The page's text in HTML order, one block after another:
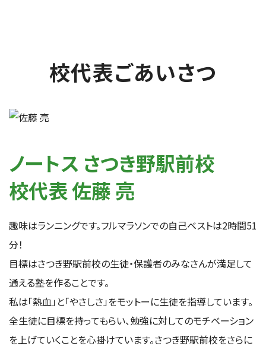
校代表ごあいさつ
ノートス さつき野駅前校
校代表 佐藤 亮
趣味はランニングです。フルマラソンでの自己ベストは2時間51
分！
目標はさつき野駅前校の生徒・保護者のみなさんが満足して
通える塾を作ることです。
私は「熱血」と「やさしさ」をモットーに生徒を指導しています。
全生徒に目標を持ってもらい、勉強に対してのモチベーション
を上げていくことを心掛けています。さつき野駅前校をさらに